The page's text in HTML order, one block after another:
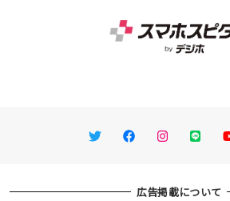
TwitterFacebookInstagram
LINE
広告掲載について